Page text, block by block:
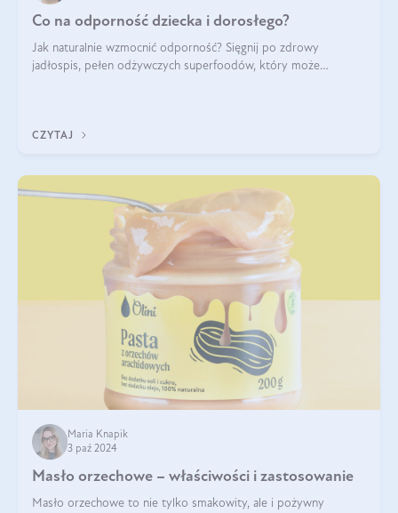
Co na odporność dziecka i dorosłego?
Jak naturalnie wzmocnić odporność? Sięgnij po zdrowy
jadłospis, pełen odżywczych superfoodów, który może
CZYTAJ
Maria Knapik
3 paź 2024
Masło orzechowe – właściwości i zastosowanie
Masło orzechowe to nie tylko smakowity, ale i pożywny